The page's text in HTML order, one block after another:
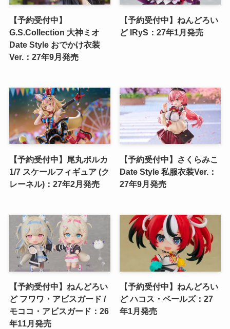
【予約受付中】
G.S.Collection 大神ミオ
Date Style おでかけ衣装
Ver.：27年9月発売
【予約受付中】ねんどろい
ど IRyS：27年1月発売
【予約受付中】尾丸ポルカ
1/7 スケールフィギュア (ク
レーネル)：27年2月発売
【予約受付中】さくらみこ
Date Style 私服衣装Ver.：
27年9月発売
【予約受付中】ねんどろい
ど フワワ・アビスガード /
モココ・アビスガード：26
年11月発売
【予約受付中】ねんどろい
ど ハコス・ベールズ：27
年1月発売